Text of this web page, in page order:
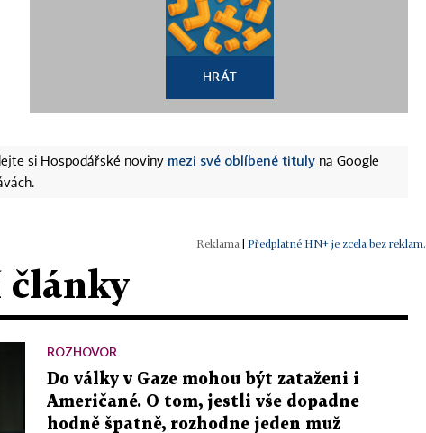
HRÁT
si Hospodářské noviny mezi své oblíbené tituly na Google
Předplatné HN+ je zcela bez reklam.
články
ROZHOVOR
Do války v Gaze mohou být zataženi i
Američané. O tom, jestli vše dopadne
hodně špatně, rozhodne jeden muž